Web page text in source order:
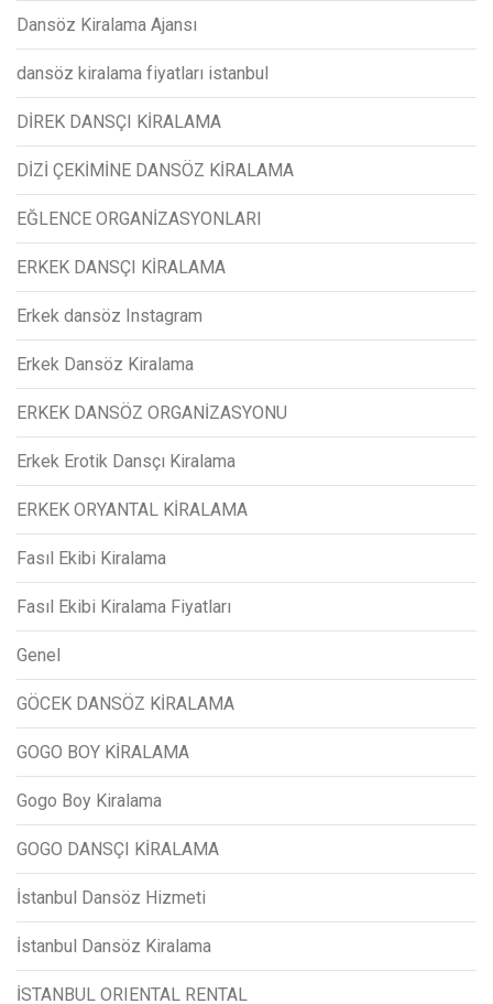
Dansöz Kiralama Ajansı
dansöz kiralama fiyatları istanbul
DİREK DANSÇI KİRALAMA
DİZİ ÇEKİMİNE DANSÖZ KİRALAMA
EĞLENCE ORGANİZASYONLARI
ERKEK DANSÇI KİRALAMA
Erkek dansöz Instagram
Erkek Dansöz Kiralama
ERKEK DANSÖZ ORGANİZASYONU
Erkek Erotik Dansçı Kiralama
ERKEK ORYANTAL KİRALAMA
Fasıl Ekibi Kiralama
Fasıl Ekibi Kiralama Fiyatları
Genel
GÖCEK DANSÖZ KİRALAMA
GOGO BOY KİRALAMA
Gogo Boy Kiralama
GOGO DANSÇI KİRALAMA
İstanbul Dansöz Hizmeti
İstanbul Dansöz Kiralama
İSTANBUL ORIENTAL RENTAL